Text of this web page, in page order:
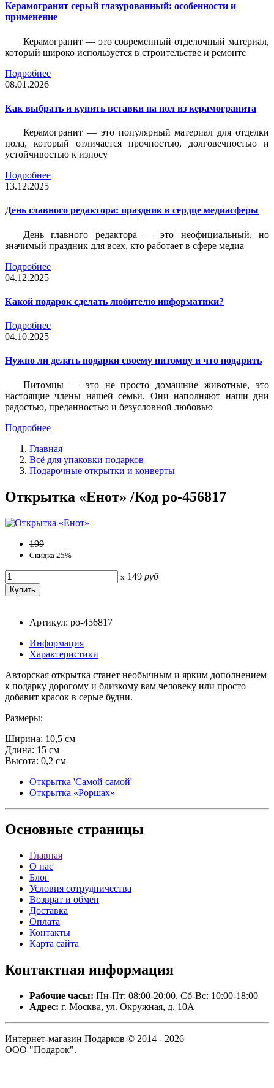
Керамогранит серый глазурованный: особенности и
применение
Керамогранит — это современный отделочный материал,
который широко используется в строительстве и ремонте
Подробнее
08.01.2026
Как выбрать и купить вставки на пол из керамогранита
Керамогранит — это популярный материал для отделки
пола, который отличается прочностью, долговечностью и
устойчивостью к износу
Подробнее
13.12.2025
День главного редактора: праздник в сердце медиасферы
День главного редактора — это неофициальный, но
значимый праздник для всех, кто работает в сфере медиа
Подробнее
04.12.2025
Какой подарок сделать любителю информатики?
Подробнее
04.10.2025
Нужно ли делать подарки своему питомцу и что подарить
Питомцы — это не просто домашние животные, это
настоящие члены нашей семьи. Они наполняют наши дни
радостью, преданностью и безусловной любовью
Подробнее
Главная
Всё для упаковки подарков
Подарочные открытки и конверты
Открытка «Енот» /Код po-456817
199
Скидка 25%
x 149 руб
Артикул: po-456817
Информация
Характеристики
Авторская открытка станет необычным и ярким дополнением
к подарку дорогому и близкому вам человеку или просто
добавит красок в серые будни.
Размеры:
Ширина: 10,5 см
Длина: 15 см
Высота: 0,2 см
Открытка 'Самой самой'
Открытка «Роршах»
Основные страницы
Главная
О нас
Блог
Условия сотрудничества
Возврат и обмен
Доставка
Оплата
Контакты
Карта сайта
Контактная информация
Рабочие часы: Пн-Пт: 08:00-20:00, Сб-Вс: 10:00-18:00
Адрес: г. Москва, ул. Окружная, д. 10А
Интернет-магазин Подарков © 2014 - 2026
ООО "Подарок".